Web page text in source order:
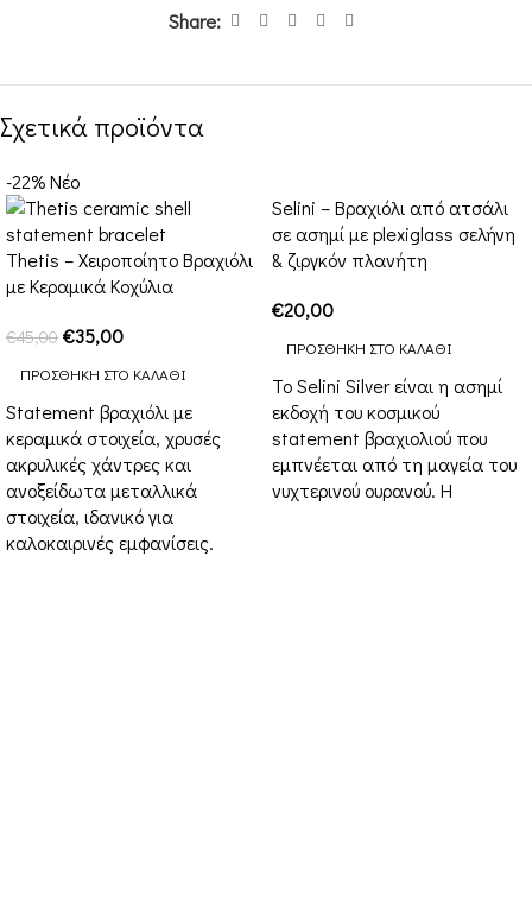
Share:
Σχετικά προϊόντα
-22%Νέο
Thetis – Χειροποίητο Βραχιόλι
με Κεραμικά Κοχύλια
€45,00 €35,00
ΠΡΟΣΘΉΚΗ ΣΤΟ ΚΑΛΆΘΙ
Statement βραχιόλι με
κεραμικά στοιχεία, χρυσές
ακρυλικές χάντρες και
ανοξείδωτα μεταλλικά
στοιχεία, ιδανικό για
καλοκαιρινές εμφανίσεις.
Selini – Βραχιόλι από ατσάλι
σε ασημί με plexiglass σελήνη
& ζιργκόν πλανήτη
€20,00
ΠΡΟΣΘΉΚΗ ΣΤΟ ΚΑΛΆΘΙ
Το Selini Silver είναι η ασημί
εκδοχή του κοσμικού
statement βραχιολιού που
εμπνέεται από τη μαγεία του
νυχτερινού ουρανού. Η